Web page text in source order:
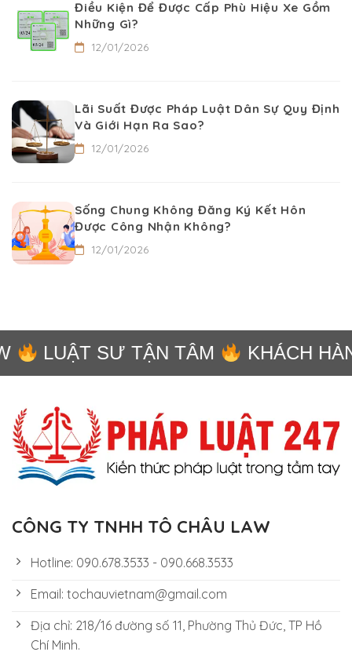
Điều Kiện Để Được Cấp Phù Hiệu Xe Gồm
Những Gì?
12/01/2026
Lãi Suất Được Pháp Luật Dân Sự Quy Định
Và Giới Hạn Ra Sao?
12/01/2026
Sống Chung Không Đăng Ký Kết Hôn
Được Công Nhận Không?
12/01/2026
LUẬT SƯ TẬN TÂM KHÁCH
CÔNG TY TNHH TÔ CHÂU LAW
Hotline: 090.678.3533 - 090.668.3533
Email: tochauvietnam@gmail.com
Địa chỉ: 218/16 đường số 11, Phường Thủ Đức, TP Hồ
Chí Minh.